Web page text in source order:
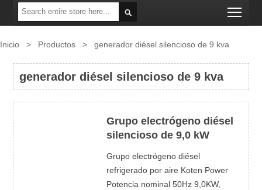

Inicio > Productos > generador diésel silencioso de 9 kva
generador diésel silencioso de 9 kva
Grupo electrógeno diésel
silencioso de 9,0 kW
Grupo electrógeno diésel
refrigerado por aire Koten Power
Potencia nominal 50Hz 9,0KW,